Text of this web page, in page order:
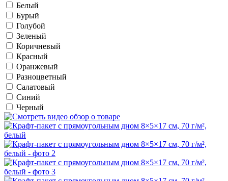
Белый
Бурый
Голубой
Зеленый
Коричневый
Красный
Оранжевый
Разноцветный
Салатовый
Синий
Черный